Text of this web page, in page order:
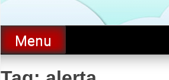
Menu